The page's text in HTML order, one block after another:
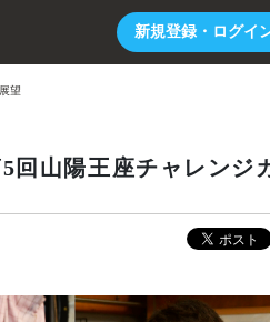
新規登録・ ログイ
望
山陽王座チャレンジ